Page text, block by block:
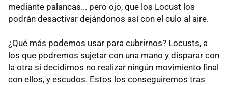
mediante palancas... pero ojo, que los Locust los
podrán desactivar dejándonos así con el culo al aire.
¿Qué más podemos usar para cubrirnos? Locusts, a
los que podremos sujetar con una mano y disparar con
la otra si decidimos no realizar ningún movimiento final
con ellos, y escudos. Estos los conseguiremos tras